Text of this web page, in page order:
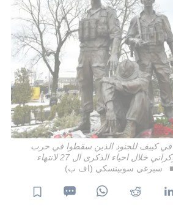
في كييف للجنود الذين سقطوا في حرب
افغانستان ومنهم 3280 اوكراني خلال احياء الذكرى ال 27 لانتهاء
سيرغي سوبينسكي (اف ب)